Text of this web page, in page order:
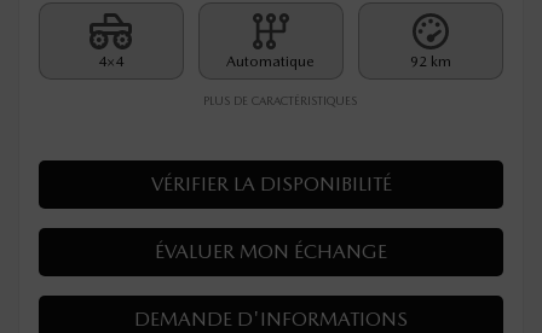
4×4 Automatique 92 km
PLUS DE CARACTÉRISTIQUES
VÉRIFIER LA DISPONIBILITÉ
ÉVALUER MON ÉCHANGE
DEMANDE D'INFORMATIONS